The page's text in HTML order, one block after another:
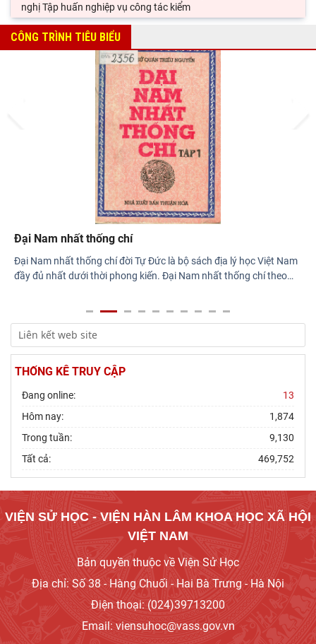
nghị Tập huấn nghiệp vụ công tác kiểm
Viện Sử học tham gia Hội thảo khoa học quốc gia "Danh nhân
Hội thảo khoa học quốc gia “Danh nhân văn hóa Lê Quý Đôn -
Di sản và giá trị thời đại”
Rà soát công tác chuẩn bị Hội thảo khoa học quốc gia "Danh
nhân văn hóa Lê Quý Đôn - Di sản và giá
CÔNG TRÌNH TIÊU BIỂU
Đại Nam nhất thống chí
Đại Nam nhất thống chí đời Tự Đức là bộ sách địa lý học Việt Nam
đầy đủ nhất dưới thời phong kiến. Đại Nam nhất thống chí theo…
THỐNG KÊ TRUY CẬP
Đang online:
13
Hôm nay:
1,874
Trong tuần:
9,130
Tất cả:
469,752
VIỆN SỬ HỌC - VIỆN HÀN LÂM KHOA HỌC XÃ HỘI
VIỆT NAM
Bản quyền thuộc về Viện Sử Học
Địa chỉ: Số 38 - Hàng Chuối - Hai Bà Trưng - Hà Nội
Điện thoại: (024)39713200
Email: viensuhoc@vass.gov.vn